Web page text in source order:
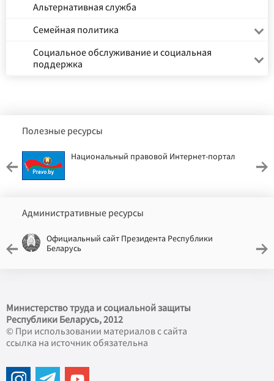
Альтернативная служба
Семейная политика
Социальное обслуживание и социальная
поддержка
Полезные ресурсы
Национальный правовой Интернет-портал
Административные ресурсы
Официальный сайт Президента Республики
Беларусь
Министерство труда и социальной защиты
Республики Беларусь, 2012
© При использовании материалов с сайта
ссылка на источник обязательна